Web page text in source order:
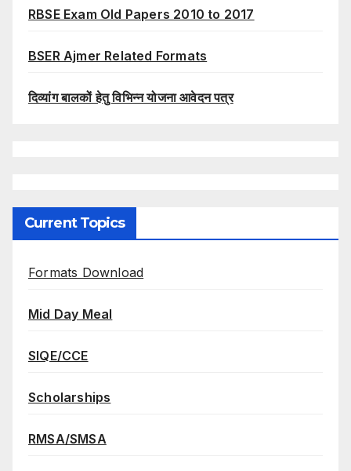
RBSE Exam Old Papers 2010 to 2017
BSER Ajmer Related Formats
दिव्यांग बालकों हेतु विभिन्न योजना आवेदन पत्र
Current Topics
Formats Download
Mid Day Meal
SIQE/CCE
Scholarships
RMSA/SMSA